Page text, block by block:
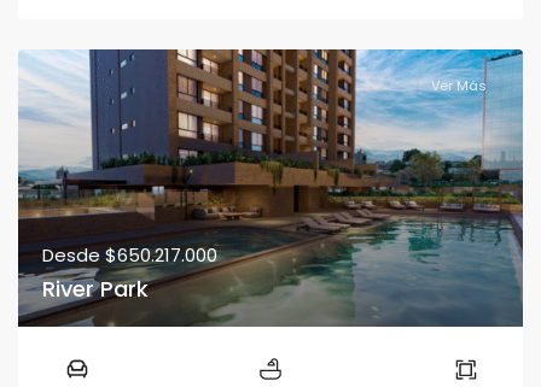
Ver Más
Desde$650.217.000
River Park